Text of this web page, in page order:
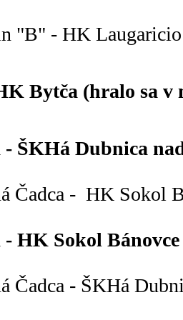
"B" - HK
Bytča (hralo sa v
- ŠKHá
Čadca - HK Sokol
- HK Sokol
Čadca - ŠKHá